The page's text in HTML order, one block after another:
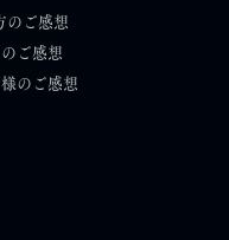
のご感想
ご感想
のご感想